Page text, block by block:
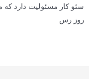
سئو کار مسئولیت دارد
روز رس